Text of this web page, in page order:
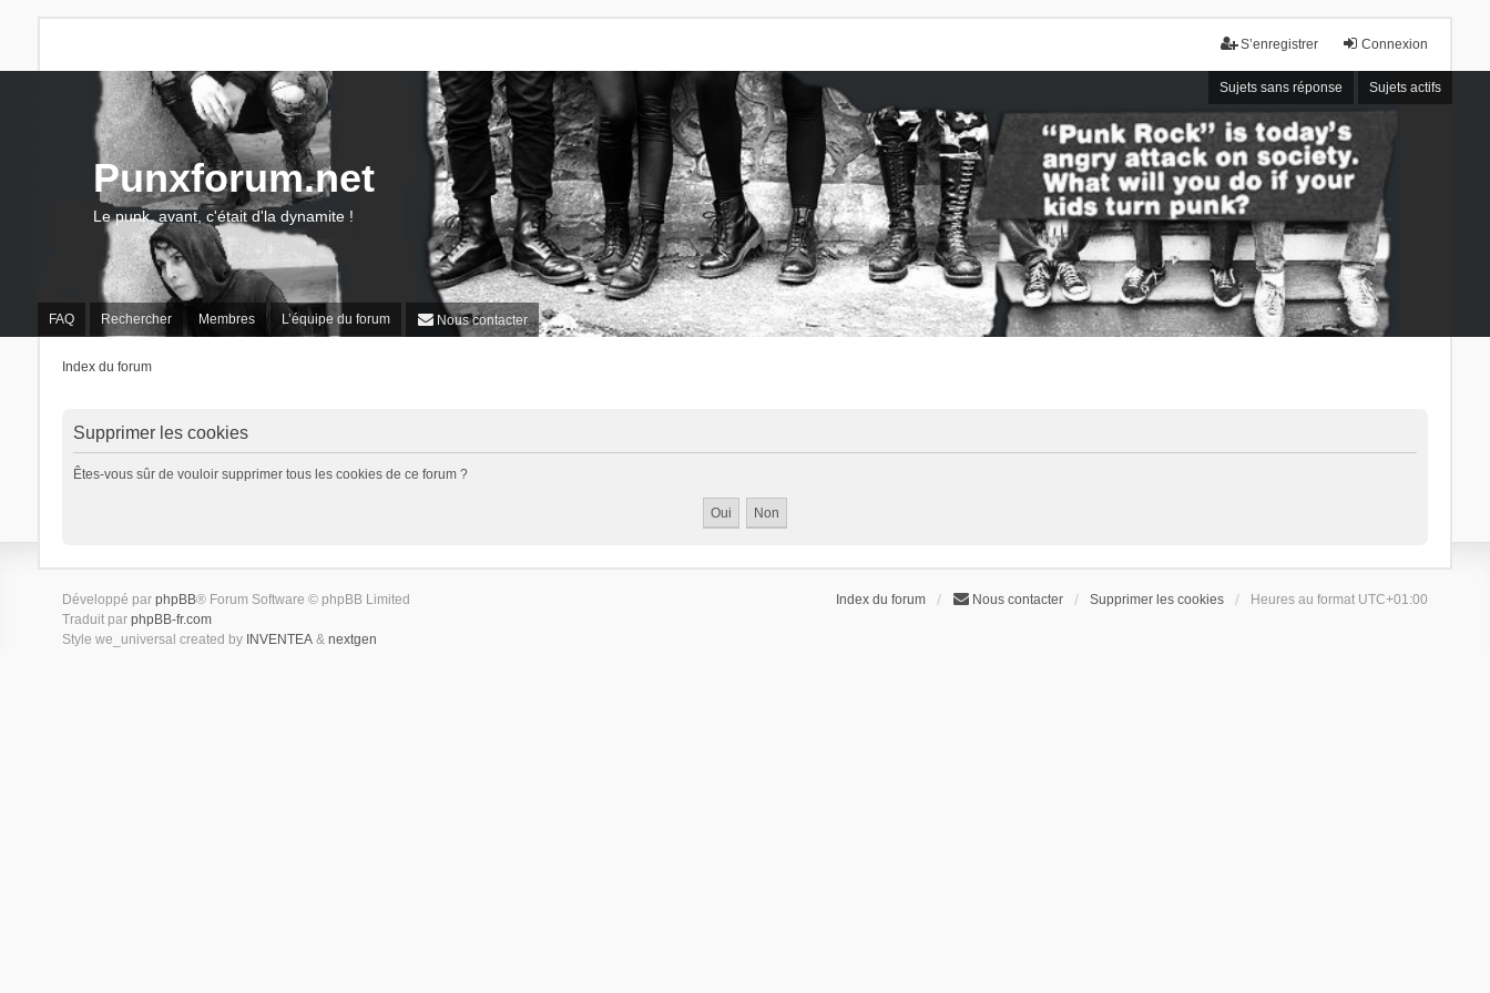
Connexion
S’enregistrer
Sujets sans réponse Sujets actifs
FAQ Rechercher Membres L’équipe du forum Nous contacter
Punxforum.net
Le punk, avant, c'était d'la dynamite !
Index du forum
Supprimer les cookies
Êtes-vous sûr de vouloir supprimer tous les cookies de ce forum ?
Index du forum Nous contacter Supprimer les cookies Heures au format UTC+01:00
Développé par phpBB® Forum Software © phpBB Limited
Traduit par phpBB-fr.com
Style we_universal created by INVENTEA& nextgen